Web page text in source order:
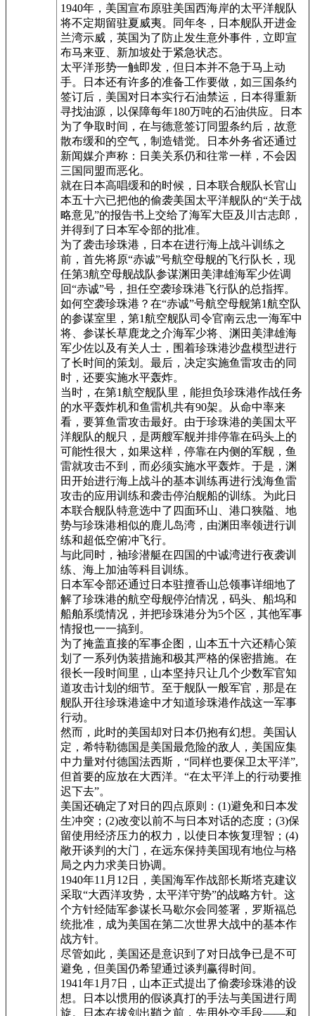
1940年，美国宣布原驻美国西海岸的太平洋舰队
将不定期留驻夏威夷。同年冬，日本舰队开进金
兰湾示威，英国为了防止发生意外事件，立即宣
布马来亚、新加坡处于紧急状态。
太平洋形势一触即发，但日本并不急于马上动
手。日本还有许多的准备工作要做，如三国条约
签订后，美国对日本实行石油禁运，日本得重新
寻找油源，以保障每年180万吨的石油供应。日本
为了争取时间，在与德意签订同盟条约后，故意
散布缓和的空气，制造错觉。日本外务省还通过
新闻媒介声称：日美关系仍和往常一样，不会因
三国同盟而恶化。
就在日本高唱缓和的时候，日本联合舰队长官山
本五十六已把他的偷袭美国太平洋舰队的“关于战
略意见”的报告书上交给了海军大臣及川古志郎，
并得到了日本军令部的批准。
为了袭击珍珠港，日本在进行海上战斗训练之
前，首先将原“赤诚”号航空母舰的飞行队长，现
任第3航空母舰战队参谋渊田美津雄海军少佐调
回“赤诚”号，担任空袭珍珠港飞行队的总指挥。
如何空袭珍珠港？在“赤诚”号航空母舰第1航空队
的参谋室里，第1航空舰队司令官南云忠一海军中
将、参谋长草鹿龙之介海军少将、渊田美津雄海
军少佐以及有关人士，围着珍珠港沙盘模型进行
了长时间的策划。最后，决定实施鱼雷攻击的同
时，还要实施水平轰炸。
当时，在第1航空舰队里，能担负珍珠港作战任务
的水平轰炸机和鱼雷机共有90架。从命中率来
看，要算鱼雷攻击最好。由于珍珠港的美国太平
洋舰队的舰只，是两艘军舰并排停靠在码头上的
可能性很大，如果这样，停靠在内侧的军舰，鱼
雷就攻击不到，而必须实施水平轰炸。于是，渊
田开始进行海上战斗的基本训练再进行浅海鱼雷
攻击的应用训练和袭击停泊舰船的训练。为此日
本联合舰队特意选中了四面环山、港口狭隘、地
势与珍珠港相似的鹿儿岛湾，由渊田率领进行训
练和超低空俯冲飞行。
与此同时，袖珍潜艇在四国的中诚湾进行夜袭训
练、海上加油等科目训练。
日本军令部还通过日本驻擅香山总领事详细地了
解了珍珠港的航空母舰停泊情况，码头、船坞和
船舶系缆情况，并把珍珠港分为5个区，其他军事
情报也一一搞到。
为了掩盖直接的军事企图，山本五十六还精心策
划了一系列伪装措施和极其严格的保密措施。在
很长一段时间里，山本坚持只让几个少数军官知
道攻击计划的细节。至于舰队一般军官，那是在
舰队开往珍珠港途中才知道珍珠港作战这一军事
行动。
然而，此时的美国却对日本仍抱有幻想。美国认
定，希特勒德国是美国最危险的敌人，美国应集
中力量对付德国法西斯，“同样也要保卫太平洋”,
但首要的应放在大西洋。“在太平洋上的行动要推
迟下去”。
美国还确定了对日的四点原则：(1)避免和日本发
生冲突；(2)改变以前不与日本对话的态度；(3)保
留使用经济压力的权力，以使日本恢复理智；(4)
敞开谈判的大门，在远东保持美国现有地位与格
局之内力求美日协调。
1940年11月12日，美国海军作战部长斯塔克建议
采取“大西洋攻势，太平洋守势”的战略方针。这
个方针经陆军参谋长马歇尔会同签署，罗斯福总
统批准，成为美国在第二次世界大战中的基本作
战方针。
尽管如此，美国还是意识到了对日战争已是不可
避免，但美国仍希望通过谈判赢得时间。
1941年1月7日，山本正式提出了偷袭珍珠港的设
想。日本以惯用的假谈真打的手法与美国进行周
旋。日本在拔剑出鞘之前，先用外交手段——和